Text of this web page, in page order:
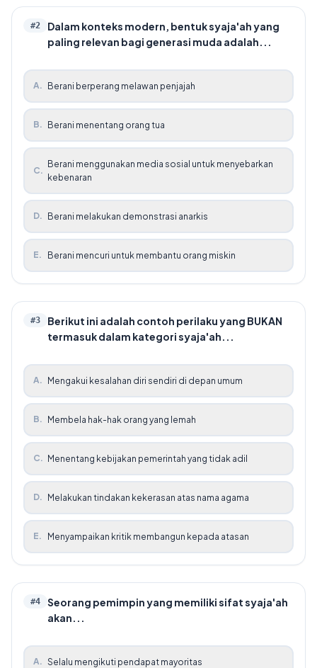
#2
Dalam konteks modern, bentuk syaja'ah yang
paling relevan bagi generasi muda adalah...
A. Berani berperang melawan penjajah
B. Berani menentang orang tua
C.
Berani menggunakan media sosial untuk menyebarkan
kebenaran
D. Berani melakukan demonstrasi anarkis
E. Berani mencuri untuk membantu orang miskin
#3
Berikut ini adalah contoh perilaku yang BUKAN
termasuk dalam kategori syaja'ah...
A. Mengakui kesalahan diri sendiri di depan umum
B. Membela hak-hak orang yang lemah
C. Menentang kebijakan pemerintah yang tidak adil
D. Melakukan tindakan kekerasan atas nama agama
E. Menyampaikan kritik membangun kepada atasan
#4
Seorang pemimpin yang memiliki sifat syaja'ah
akan...
A. Selalu mengikuti pendapat mayoritas